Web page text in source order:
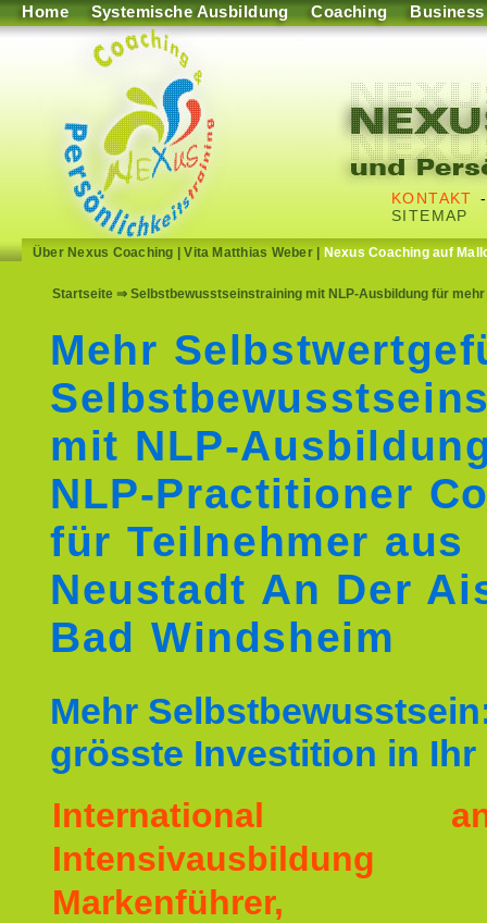
Home Systemische Ausbildung Coaching Business
KONTAKT
SITEMAP
Über Nexus Coaching |Vita Matthias Weber| Nexus Coaching auf
Startseite ⇒ Selbstbewusstseinstraining mit NLP-Ausbildung für
Mehr
mit NLP-
NLP-Practitioner
für Teilnehmer aus
Neustadt An Der
Bad Windsheim
Mehr
grösste Investition in Ihr
International
Markenführer,